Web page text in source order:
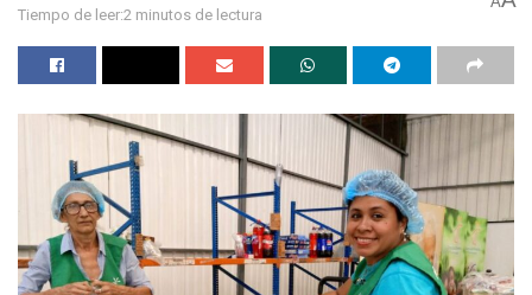
Tiempo de leer:2 minutos de lectura